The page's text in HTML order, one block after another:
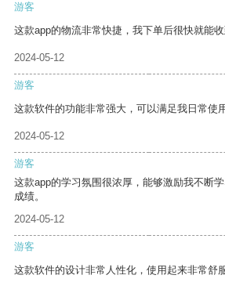
游客
这款app的物流非常快捷，我下单后很快就能收
2024-05-12
游客
这款软件的功能非常强大，可以满足我日常使
2024-05-12
游客
这款app的学习氛围很浓厚，能够激励我不断
成绩。
2024-05-12
游客
这款软件的设计非常人性化，使用起来非常舒服